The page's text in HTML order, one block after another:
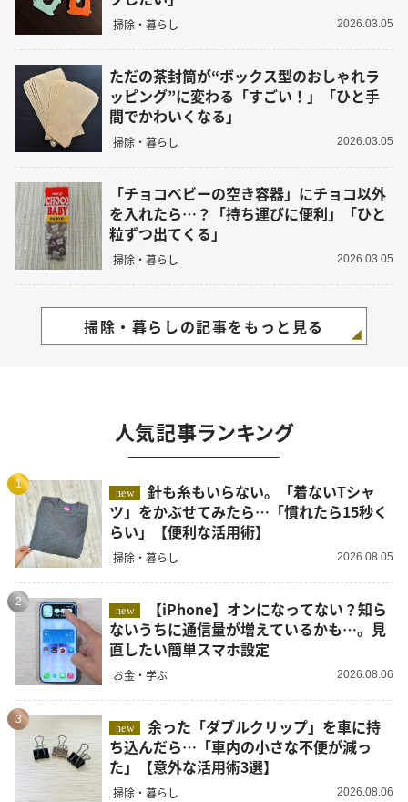
掃除・暮らし 2026.03.05
ただの茶封筒が“ボックス型のおしゃれラ
ッピング”に変わる「すごい！」「ひと手
間でかわいくなる」
掃除・暮らし 2026.03.05
「チョコベビーの空き容器」にチョコ以外
を入れたら…？「持ち運びに便利」「ひと
粒ずつ出てくる」
掃除・暮らし 2026.03.05
掃除・暮らしの記事をもっと見る
人気記事ランキング
1
new
針も糸もいらない。「着ないTシャ
ツ」をかぶせてみたら…「慣れたら15秒く
らい」【便利な活用術】
掃除・暮らし 2026.08.05
2
new
ないうちに通信量が増えているかも…。見
直したい簡単スマホ設定
お金・学ぶ 2026.08.06
3
new
余った「ダブルクリップ」を車に持
ち込んだら…「車内の小さな不便が減っ
た」【意外な活用術3選】
掃除・暮らし 2026.08.06